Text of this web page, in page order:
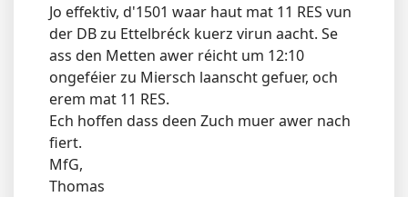
Jo effektiv, d'1501 waar haut mat 11 RES vun
der DB zu Ettelbréck kuerz virun aacht. Se
ass den Metten awer réicht um 12:10
ongeféier zu Miersch laanscht gefuer, och
erem mat 11 RES.
Ech hoffen dass deen Zuch muer awer nach
fiert.
MfG,
Thomas